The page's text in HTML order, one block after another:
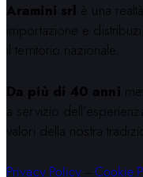
Aramini srl è una
importazione e
il territorio nazionale.
Da più di 40 anni
a servizio
valori della nostra
Privacy Policy Cookie